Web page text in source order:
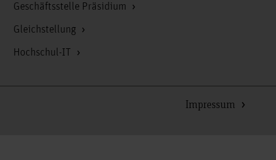
Geschäftsstelle Präsidium
Gleichstellung
Hochschul-IT
Impressum